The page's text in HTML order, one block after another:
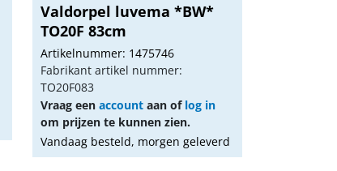
Valdorpel luvema *BW*
TO20F 83cm
Artikelnummer: 1475746
Fabrikant artikel nummer:
TO20F083
Vraag eenaccount aan of log in
om prijzen te kunnen zien.
Vandaag besteld, morgen geleverd